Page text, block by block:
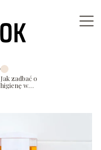
Jak zadbać o
higienę w